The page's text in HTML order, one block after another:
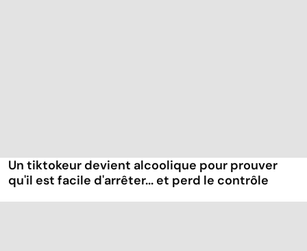
Un tiktokeur devient alcoolique pour prouver
qu'il est facile d'arrêter... et perd le contrôle